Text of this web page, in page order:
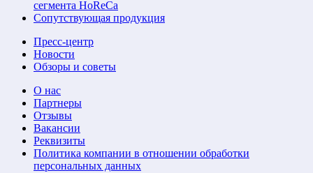
сегмента HoReCa
Сопутствующая продукция
Пресс-центр
Новости
Обзоры и советы
О нас
Партнеры
Отзывы
Вакансии
Реквизиты
Политика компании в отношении обработки
персональных данных